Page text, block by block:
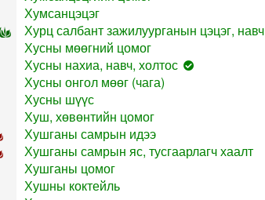
Хумсанцэцэг
Хурц салбант зажилуурганын цэцэг, навч
Хусны мөөгний цомог
Хусны нахиа, навч, холтос
Хусны онгол мөөг (чага)
Хусны шүүс
Хуш, хөвөнтийн цомог
Хушганы самрын идээ
Хушганы самрын яс, тусгаарлагч хаалт
Хушганы цомог
Хушны коктейль